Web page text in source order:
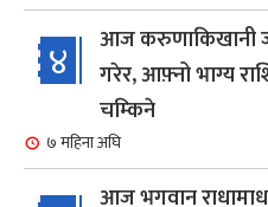
४
आज करुणाकिखानी
गरेर, आफ़्नो भाग्य
चम्किने
७ महिना अघि
आज भगवान